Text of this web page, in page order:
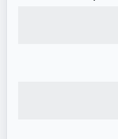
✔️ Ideal para
ponerlo en el
herramientas,
material de
✔️ Las 2
montarse con
derecha lo